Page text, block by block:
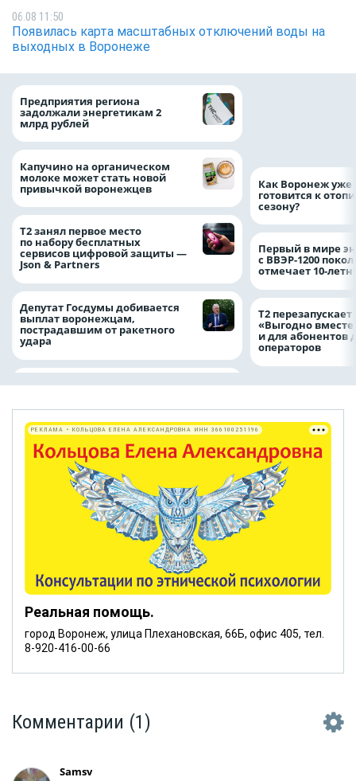
06.08 11:50
Появилась карта масштабных отключений воды на
выходных в Воронеже
Предприятия региона
задолжали энергетикам 2
млрд рублей
Капучино на органическом
молоке может стать новой
привычкой воронежцев
Т2 занял первое место
по набору бесплатных
сервисов цифровой защиты —
Json & Partners
Депутат Госдумы добивается
выплат воронежцам,
пострадавшим от ракетного
удара
Как Воронеж уже
готовится к
сезону?
Первый в мире
с ВВЭР-1200
отмечает 10-
Т2
«Выгодно
и для абонентов
операторов
Реальная помощь.
город Воронеж, улица Плехановская, 66Б, офис 405, тел.
8-920-416-00-66
РЕКЛАМА • КОЛЬЦОВА ЕЛЕНА АЛЕКСАНДРОВНА ИНН 366100251196
Комментарии (1)
Samsv